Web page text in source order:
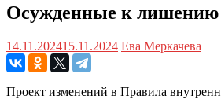
Осужденные к лишению
14.11.202415.11.2024 Ева Меркачева
Проект изменений в Правила